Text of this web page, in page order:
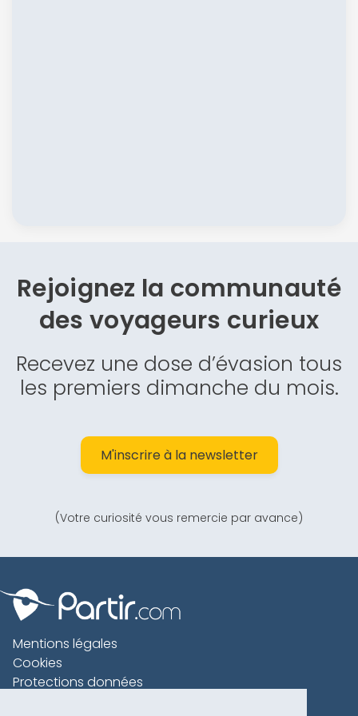
Rejoignez la communauté
desvoyageurs curieux
Recevez une dose d’évasion tous
les premiers dimanche du mois.
M'inscrire à la newsletter
(Votre curiosité vous remercie par avance)
Mentions légales
Cookies
Protections données